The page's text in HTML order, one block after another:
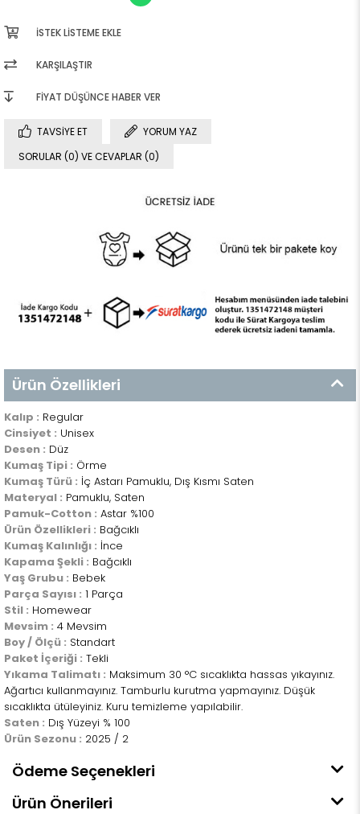
İSTEK LISTEME EKLE
KARŞILAŞTIR
FIYAT DÜŞÜNCE HABER VER
TAVSIYE ET
YORUM YAZ
SORULAR (0) VE CEVAPLAR (0)
Ürün Özellikleri
Kalıp : Regular
Cinsiyet : Unisex
Desen : Düz
Kumaş Tipi : Örme
Kumaş Türü : İç Astarı Pamuklu, Dış Kısmı Saten
Materyal : Pamuklu, Saten
Pamuk-Cotton : Astar %100
Ürün Özellikleri : Bağcıklı
Kumaş Kalınlığı : İnce
Kapama Şekli : Bağcıklı
Yaş Grubu : Bebek
Parça Sayısı : 1 Parça
Stil : Homewear
Mevsim : 4 Mevsim
Boy / Ölçü : Standart
Paket İçeriği : Tekli
Yıkama Talimatı : Maksimum 30 °C sıcaklıkta hassas yıkayınız.
Ağartıcı kullanmayınız. Tamburlu kurutma yapmayınız. Düşük
sıcaklıkta ütüleyiniz. Kuru temizleme yapılabilir.
Saten : Dış Yüzeyi % 100
Ürün Sezonu : 2025 / 2
Ödeme Seçenekleri
Ürün Önerileri